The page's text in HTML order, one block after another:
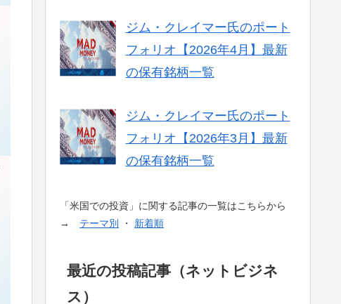
ジム・クレイマー氏のポート
フォリオ【2026年4月】最新
の保有銘柄一覧
ジム・クレイマー氏のポート
フォリオ【2026年3月】最新
の保有銘柄一覧
「米国での投資」に関する記事の一覧はこちらから
→ テーマ別 ・ 新着順
最近の投稿記事（ネットビジネ
ス）